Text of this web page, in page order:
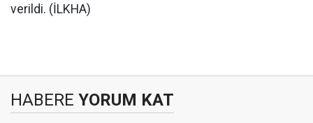
verildi. (İLKHA)
HABERE YORUM KAT